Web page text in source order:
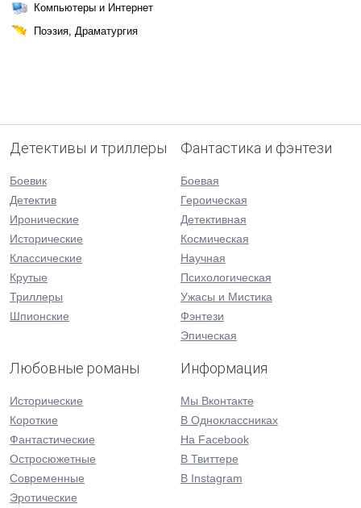
Компьютеры и Интернет
Поэзия, Драматургия
Детективы и триллеры
Боевик
Детектив
Иронические
Исторические
Классические
Крутые
Триллеры
Шпионские
Фантастика и фэнтези
Боевая
Героическая
Детективная
Космическая
Научная
Психологическая
Ужасы и Мистика
Фэнтези
Эпическая
Любовные романы
Исторические
Короткие
Фантастические
Остросюжетные
Современные
Эротические
Информация
Мы Вконтакте
В Одноклассниках
На Facebook
В Твиттере
В Instagram